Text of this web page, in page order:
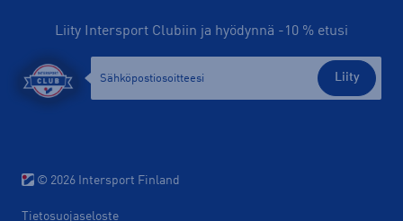
Liity Intersport Clubiin ja hyödynnä -10 % etusi
Liity
© 2026 Intersport Finland
Tietosuojaseloste